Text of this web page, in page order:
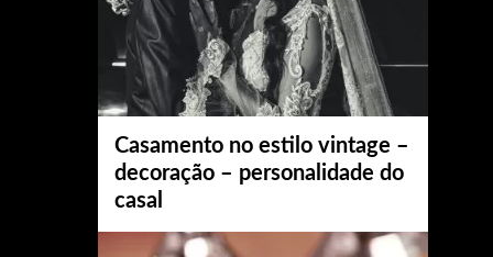
Casamento no estilo vintage –
decoração – personalidade do
casal